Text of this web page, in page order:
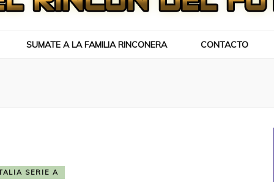
SUMATE A LA FAMILIA RINCONERA CONTACTO
SERIE A